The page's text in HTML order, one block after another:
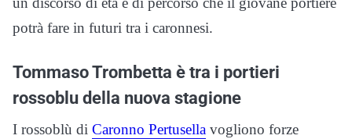
potrà fare in futuri tra i caronnesi.
Tommaso Trombetta è tra i portieri
rossoblu della nuova stagione
I rossoblù di Caronno Pertusella vogliono forze